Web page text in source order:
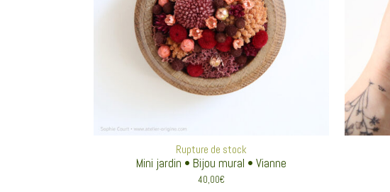
Rupture de stock
Mini jardin • Bijou mural • Vianne
40,00€